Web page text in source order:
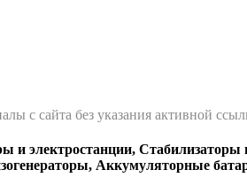
с сайта без указания активной
и электростанции,
Аккумуляторные